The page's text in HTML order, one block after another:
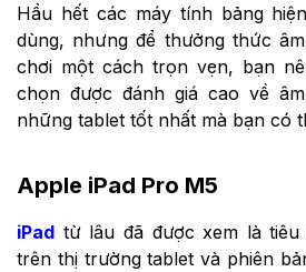
Hầu hết các máy tính bảng
dùng, nhưng để thưởng thức
chơi một cách trọn vẹn, bạn
chọn được đánh giá cao về
những tablet tốt nhất mà bạn có
Apple iPad Pro M5
iPad từ lâu đã được xem là
trên thị trường tablet và phiên